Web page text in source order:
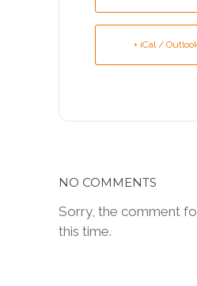
+ iCal /
NO COMMENTS
Sorry, the comment
this time.